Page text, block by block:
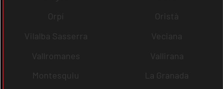
Orpí
Oristà
Vilalba Sasserra
Veciana
Vallromanes
Vallirana
Montesquiu
La Granada